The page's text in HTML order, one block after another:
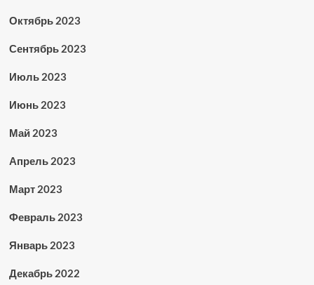
Октябрь 2023
Сентябрь 2023
Июль 2023
Июнь 2023
Май 2023
Апрель 2023
Март 2023
Февраль 2023
Январь 2023
Декабрь 2022